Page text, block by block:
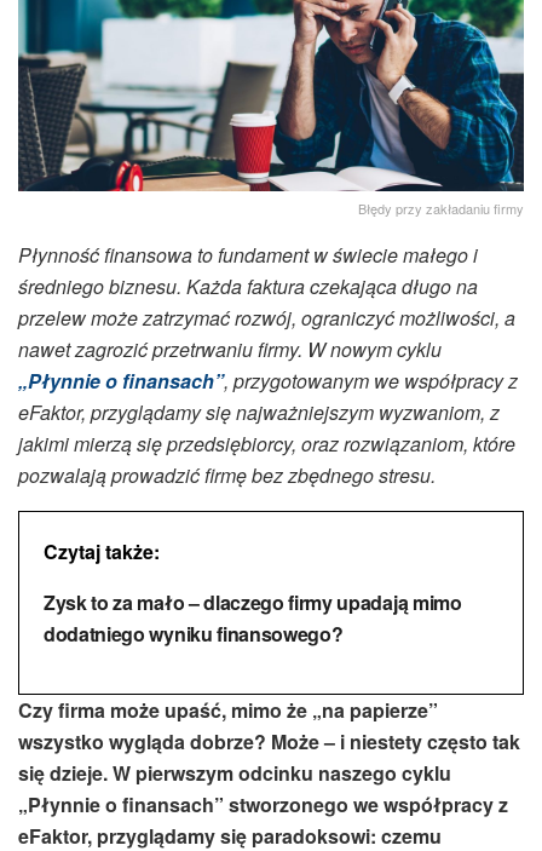
Błędy przy zakładaniu firmy
Płynność finansowa to fundament w świecie małego i
średniego biznesu. Każda faktura czekająca długo na
przelew może zatrzymać rozwój, ograniczyć możliwości, a
nawet zagrozić przetrwaniu firmy. W nowym cyklu
„Płynnie o finansach”, przygotowanym we współpracy z
eFaktor, przyglądamy się najważniejszym wyzwaniom, z
jakimi mierzą się przedsiębiorcy, oraz rozwiązaniom, które
pozwalają prowadzić firmę bez zbędnego stresu.
Czytaj także:
Zysk to za mało – dlaczego firmy upadają mimo
dodatniego wyniku finansowego?
Czy firma może upaść, mimo że „na papierze”
wszystko wygląda dobrze? Może – i niestety często tak
się dzieje. W pierwszym odcinku naszego cyklu
„Płynnie o finansach” stworzonego we współpracy z
eFaktor, przyglądamy się paradoksowi: czemu